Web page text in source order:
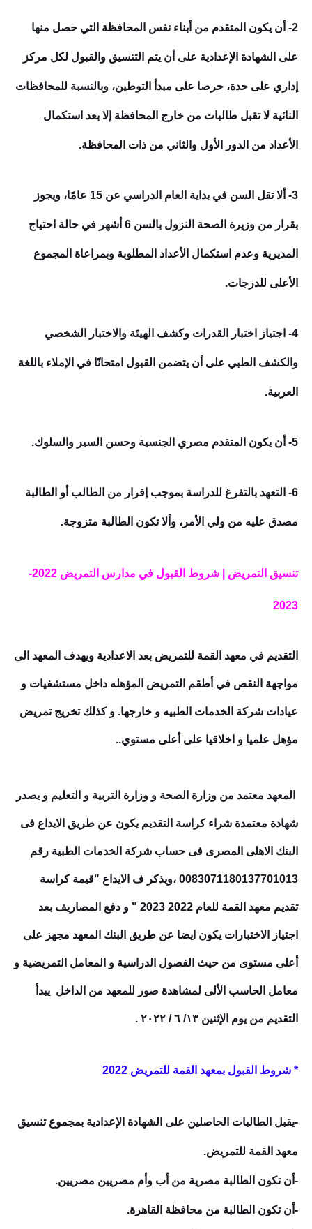
2- أن يكون المتقدم من أبناء نفس المحافظة التي حصل منها
على الشهادة الإعدادية على أن يتم التنسيق والقبول لكل مركز
إداري على حدة، حرصا على مبدأ التوطين، وبالنسبة للمحافظات
النائية لا تقبل طالبات من خارج المحافظة إلا بعد استكمال
الأعداد من الدور الأول والثاني من ذات المحافظة.
3- ألا تقل السن في بداية العام الدراسي عن 15 عامًا، ويجوز
بقرار من وزيرة الصحة النزول بالسن 6 أشهر في حالة احتياج
المديرية وعدم استكمال الأعداد المطلوبة وبمراعاة المجموع
الأعلى للدرجات.
4- اجتياز اختبار القدرات وكشف الهيئة والاختبار الشخصي
والكشف الطبي على أن يتضمن القبول امتحانًا في الإملاء باللغة
العربية.
5- أن يكون المتقدم مصري الجنسية وحسن السير والسلوك.
6- التعهد بالتفرغ للدراسة بموجب إقرار من الطالب أو الطالبة
مصدق عليه من ولي الأمر، وألا تكون الطالبة متزوجة.
تنسيق التمريض | شروط القبول في مدارس التمريض 2022-
2023
التقديم في معهد القمة للتمريض بعد الاعدادية ويهدف المعهد الى
مواجهة النقص في أطقم التمريض المؤهله داخل مستشفيات و
عيادات شركة الخدمات الطبيه و خارجها. و كذلك تخريج تمريض
مؤهل علميا و اخلاقيا على أعلى مستوي..
المعهد معتمد من وزارة الصحة و وزارة التربية و التعليم و يصدر
شهادة معتمدة شراء كراسة التقديم يكون عن طريق الايداع فى
البنك الاهلى المصرى فى حساب شركة الخدمات الطبية رقم
0083071180137701013 ،ويذكر ف الايداع "قيمة كراسة
تقديم معهد القمة للعام 2022 2023 " و دفع المصاريف بعد
اجتياز الاختبارات يكون ايضا عن طريق البنك المعهد مجهز على
أعلى مستوى من حيث الفصول الدراسية و المعامل التمريضية و
معامل الحاسب الألى لمشاهدة صور للمعهد من الداخل يبدأ
التقديم من يوم الإثنين ١٣/ ٦ / ٢٠٢٢ .
* شروط القبول بمعهد القمة للتمريض 2022
-يقبل الطالبات الحاصلين على الشهادة الإعدادية بمجموع تنسيق
معهد القمة للتمريض.
-أن تكون الطالبة مصرية من أب وأم مصريين مصريين.
-أن تكون الطالبة من محافظة القاهرة.